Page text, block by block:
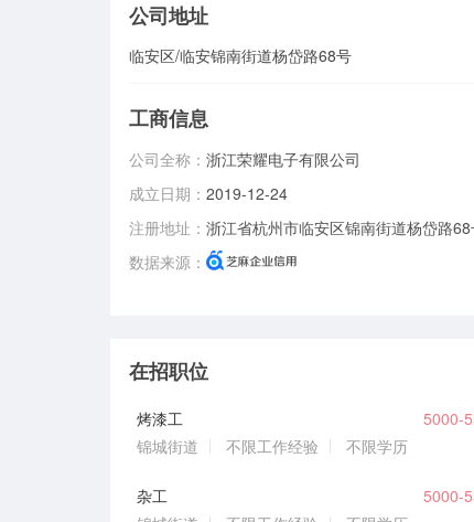
公司地址
临安区/临安锦南街道杨岱路68号
工商信息
公司全称：浙江荣耀电子有限公司
成立日期：2019-12-24
注册地址：浙江省杭州市临安区锦南街道杨岱路
数据来源：
在招职位
烤漆工
5000-
锦城街道
不限工作经验 不限学历
杂工
5000-